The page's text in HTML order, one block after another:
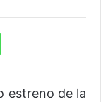
estreno de la